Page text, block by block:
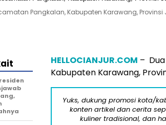
Pangkalan, Kabupaten Karawang, Provinsi
HELLOCIANJUR.COM –
Kabupaten Karawang,
Yuks, dukung promosi kota/
konten artikel dan cerita
kuliner tradisional, dan